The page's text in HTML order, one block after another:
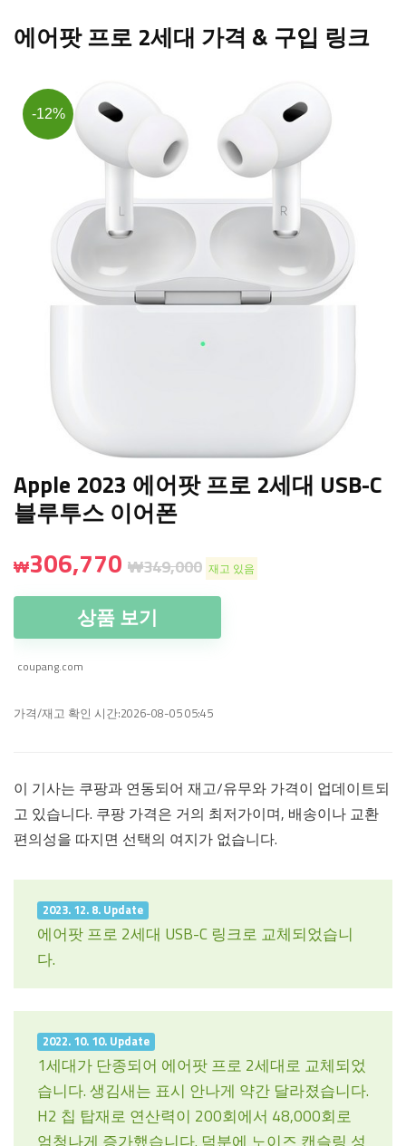
에어팟 프로 2세대 가격 & 구입 링크
-12%
Apple 2023 에어팟 프로 2세대 USB-C
블루투스 이어폰
₩306,770 ₩349,000 재고 있음
상품 보기
coupang.com
가격/재고 확인 시간:2026-08-05 05:45
이 기사는 쿠팡과 연동되어 재고/유무와 가격이 업데이트되
고 있습니다. 쿠팡 가격은 거의 최저가이며, 배송이나 교환
편의성을 따지면 선택의 여지가 없습니다.
2023. 12. 8. Update
에어팟 프로 2세대 USB-C 링크로 교체되었습니
다.
2022. 10. 10. Update
1세대가 단종되어 에어팟 프로 2세대로 교체되었
습니다. 생김새는 표시 안나게 약간 달라졌습니다.
H2 칩 탑재로 연산력이 200회에서 48,000회로
엄청나게 증가했습니다. 덕분에 노이즈 캔슬링 성